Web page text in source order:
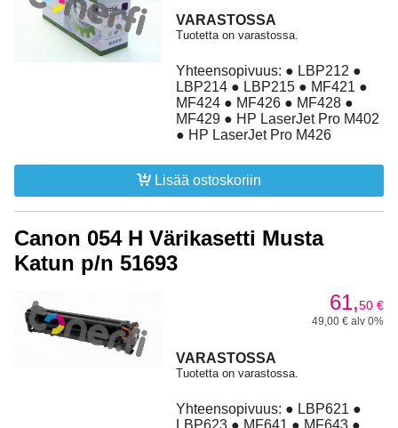
VARASTOSSA
Tuotetta on varastossa.
Yhteensopivuus: ● LBP212 ●
LBP214 ● LBP215 ● MF421 ●
MF424 ● MF426 ● MF428 ●
MF429 ● HP LaserJet Pro M402
● HP LaserJet Pro M426
Lisää ostoskoriin
Canon 054 H Värikasetti Musta
Katun p/n 51693
61,50 €
49,00 € alv 0%
VARASTOSSA
Tuotetta on varastossa.
Yhteensopivuus: ● LBP621 ●
LBP623 ● MF641 ● MF643 ●